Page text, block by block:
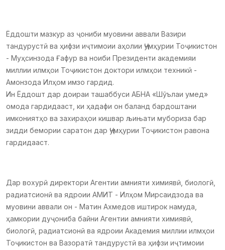
Ёддошти мазкур аз ҷониби муовини аввали Вазири
тандурустӣ ва ҳифзи иҷтимоии аҳолии Ҷумҳурии Тоҷикистон
- Муҳсинзода Ғафур ва ноиби Президенти академияи
миллии илмҳои Тоҷикистон доктори илмҳои техникӣ -
Амонзода Илҳом имзо гардид.
Ин Ёддошт дар доираи ташаббуси АБНА «Шӯълаи умед»
омода гардидааст, ки ҳадафи он баланд бардоштани
имкониятҳо ва захираҳои кишвар љињати мубориза бар
зидди бемории саратон дар Ҷумҳурии Тоҷикистон равона
гардидааст.
Дар вохурӣ директори Агентии амнияти химиявӣ, биологӣ,
радиатсионӣ ва ядроии АМИТ - Илҳом Мирсаидзода ва
муовини аввали он - Матин Ахмедов иштирок намуда,
ҳамкории дуҷониба байни Агентии амнияти химиявӣ,
биологӣ, радиатсионӣ ва ядроии Академия миллии илмҳои
Тоҷикистон ва Вазоратӣ тандурустӣ ва ҳифзи иҷтимоии